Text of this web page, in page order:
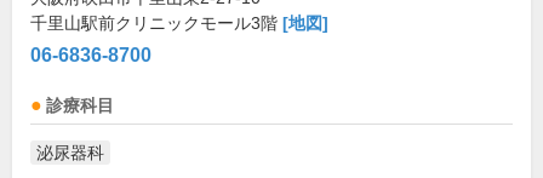
千里山駅前クリニックモール3階 [地図]
06-6836-8700
診療科目
泌尿器科